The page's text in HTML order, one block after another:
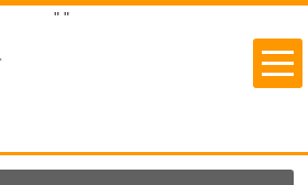
" "